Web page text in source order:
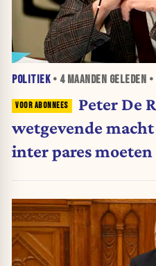
POLITIEK• 4 MAANDEN GELEDEN
Peter De
wetgevende
inter pares